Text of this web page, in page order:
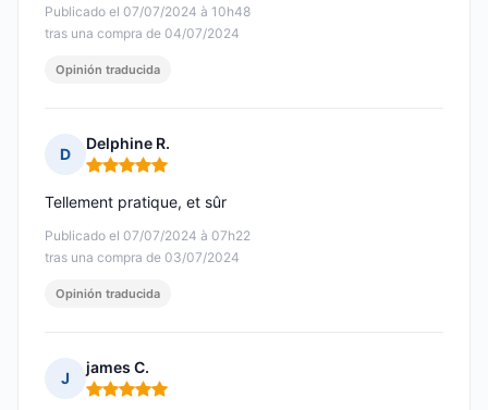
Publicado el 07/07/2024 à 10h48
tras una compra de 04/07/2024
Opinión traducida
D
Delphine R.
Nota: 5 de 5
Publicado el 07/07/2024 à 07h22
tras una compra de 03/07/2024
Tellement pratique, et sûr
Opinión traducida
J
james C.
Nota: 5 de 5